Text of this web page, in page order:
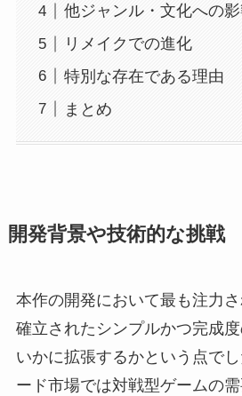
他ジャンル・文化への
リメイクでの進化
特別な存在である理由
まとめ
開発背景や技術的な挑戦
本作の開発において最も注力
確立されたシンプルかつ完成
いかに拡張するかという点で
ード市場では対戦型ゲームの